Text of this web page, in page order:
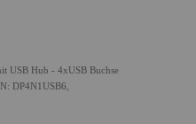
USB Hub - 4xUSB Buchse
DP4N1USB6,